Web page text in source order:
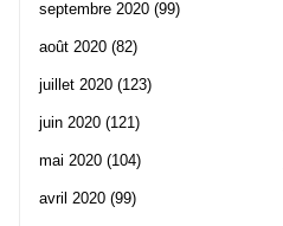
septembre 2020 (99)
août 2020 (82)
juillet 2020 (123)
juin 2020 (121)
mai 2020 (104)
avril 2020 (99)